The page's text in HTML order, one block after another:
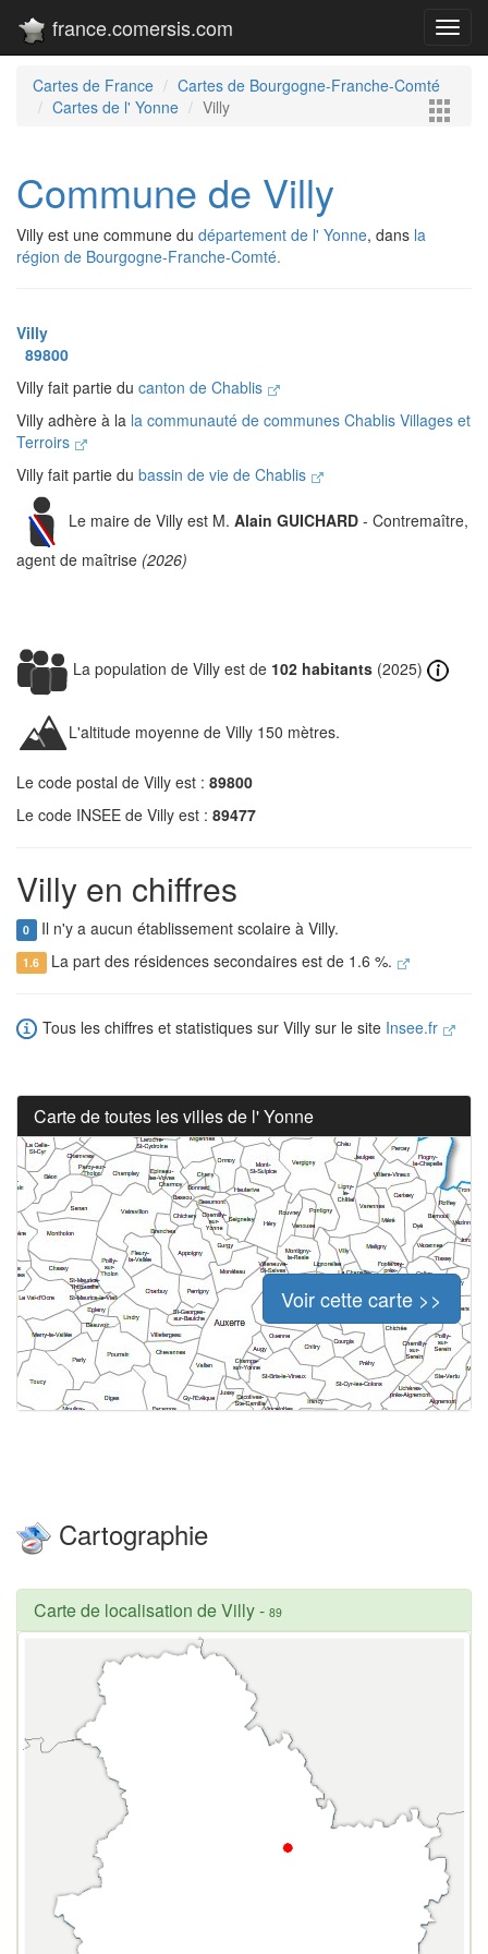
france.comersis.com
Cartes de France
Cartes de Bourgogne-Franche-Comté
Cartes de l' Yonne
Villy
Commune de Villy
Villy est une commune du département de l' Yonne, dans la
région de Bourgogne-Franche-Comté.
Villy
89800
Villy fait partie du canton de Chablis
Villy adhère à la la communauté de communes Chablis Villages et
Terroirs
Villy fait partie du bassin de vie de Chablis
Le maire de Villy est M. Alain GUICHARD - Contremaître,
agent de maîtrise (2026)
La population de Villy est de 102 habitants (2025)
L'altitude moyenne de Villy 150 mètres.
Le code postal de Villy est : 89800
Le code INSEE de Villy est : 89477
Villy en chiffres
0 Il n'y a aucun établissement scolaire à Villy.
1.6 La part des résidences secondaires est de 1.6 %.
Tous les chiffres et statistiques sur Villy sur le site Insee.fr
Carte de toutes les villes de l' Yonne
Voir cette carte >>
Cartographie
Carte de localisation de Villy- 89